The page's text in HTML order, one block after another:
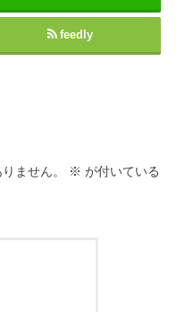
feedly
ません。 ※ が付いている